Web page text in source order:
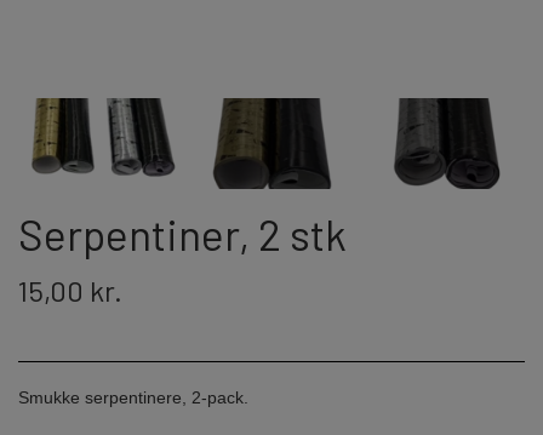
RIAKEO
FONTÆNER
STORMLIGHTER
KNALLERTER
Serpentiner, 2 stk
15,00 kr.
Smukke serpentinere, 2-pack.